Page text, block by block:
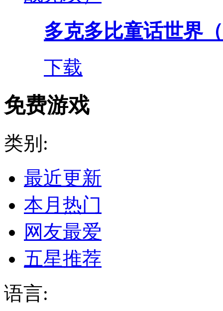
多克多比童话世界
下载
免费游戏
类别:
最近更新
本月热门
网友最爱
五星推荐
语言: